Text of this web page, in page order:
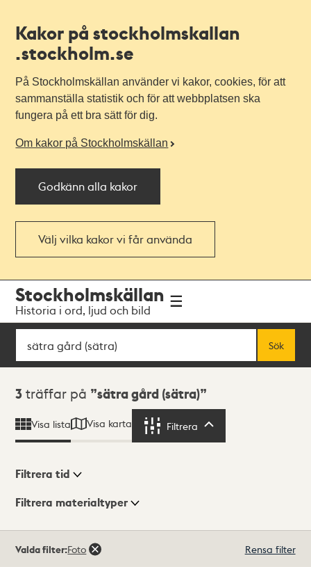
Kakor på stockholmskallan
.stockholm.se
På Stockholmskällan använder vi kakor, cookies, för att
sammanställa statistik och för att webbplatsen ska
fungera på ett bra sätt för dig.
Om kakor på Stockholmskällan
Godkänn alla kakor
Välj vilka kakor vi får använda
navigationen
huvudinnehållet
Stockholmskällan
Historia i ord, ljud och bild
Sök
Sök
Sökresultat
3 träffar på sätra gård (sätra)
Visa lista Visa karta Filtrera
Visningsläge
Filtrera tid
Filtrera materialtyper
träffar
Valda filter:Foto Rensa filter